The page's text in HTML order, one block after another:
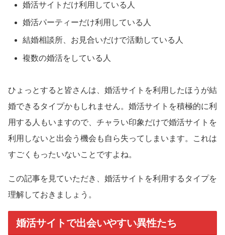
婚活サイトだけ利用している人
婚活パーティーだけ利用している人
結婚相談所、お見合いだけで活動している人
複数の婚活をしている人
ひょっとすると皆さんは、婚活サイトを利用したほうが結
婚できるタイプかもしれません。婚活サイトを積極的に利
用する人もいますので、チャラい印象だけで婚活サイトを
利用しないと出会う機会も自ら失ってしまいます。これは
すごくもったいないことですよね。
この記事を見ていただき、婚活サイトを利用するタイプを
理解しておきましょう。
婚活サイトで出会いやすい異性たち